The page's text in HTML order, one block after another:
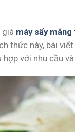
giá máy sấy măng
thức này, bài
với nhu cầu